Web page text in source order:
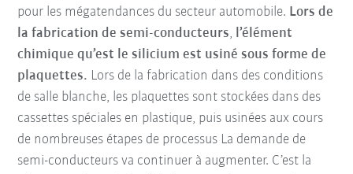
pour les mégatendances du secteur automobile. Lors de
la fabrication de semi-conducteurs, l’élément
chimique qu’est le silicium est usiné sous forme de
plaquettes. Lors de la fabrication dans des conditions
de salle blanche, les plaquettes sont stockées dans des
cassettes spéciales en plastique, puis usinées aux cours
de nombreuses étapes de processus La demande de
semi-conducteurs va continuer à augmenter. C’est la